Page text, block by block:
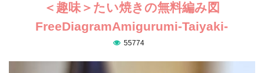
＜趣味＞たい焼きの無料編み図
FreeDiagramAmigurumi-Taiyaki-
55774